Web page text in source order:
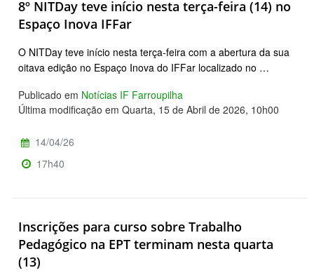
8º NITDay teve início nesta terça-feira (14) no
Espaço Inova IFFar
O NITDay teve início nesta terça-feira com a abertura da sua
oitava edição no Espaço Inova do IFFar localizado no …
Publicado em Notícias IF Farroupilha
Última modificação em Quarta, 15 de Abril de 2026, 10h00
14/04/26
17h40
Inscrições para curso sobre Trabalho
Pedagógico na EPT terminam nesta quarta
(13)